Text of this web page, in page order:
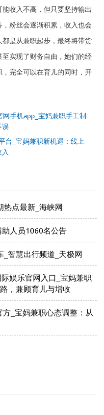
收入不高，但只要坚持输出
粉丝会逐渐积累，收入也会
是从兼职起步，最终将带货
实现了财务自由，她们的经
完全可以在育儿的同时，开
网手机app_宝妈兼职手工制
误
台_宝妈兼职新机遇：线上
热点最新_海峡网
人员1060名公告
_智慧出行频道_天极网
娱乐官网入口_宝妈兼职
，兼顾育儿与增收
_宝妈兼职心态调整：从